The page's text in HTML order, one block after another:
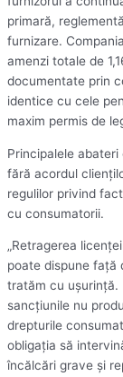
primară,
furnizare.
amenzi totale de
documentate prin
identice cu cele
maxim permis de
Principalele
fără acordul
regulilor privind
cu consumatorii.
„Retragerea
poate dispune faţă
tratăm cu uşurinţă.
sancţiunile nu
drepturile
obligaţia să
încălcări grave şi